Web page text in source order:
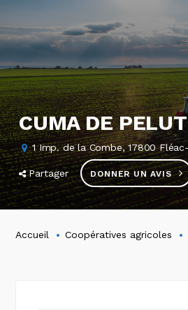
CUMA DE PELUT
1 Imp. de la Combe, 17800
Partager DONNER UN AVIS
Accueil Coopératives agricoles